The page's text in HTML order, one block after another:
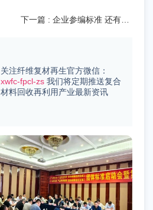
下一篇 : 企业参编标准 还有资
关注纤维复材再生官方微信：
xwfc-fpcl-zs 我们将定期推送复合
材料回收再利用产业最新资讯